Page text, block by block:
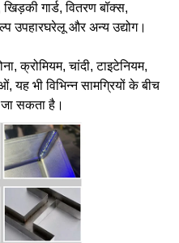
गार्ड, वितरण बॉक्स,
उपहारघरेलू और अन्य उद्योग।
क्रोमियम, चांदी, टाइटेनियम,
भी विभिन्न सामग्रियों के बीच
जा सकता है।